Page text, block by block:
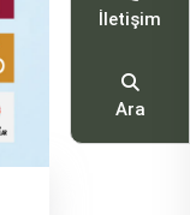
İletişim
Ara